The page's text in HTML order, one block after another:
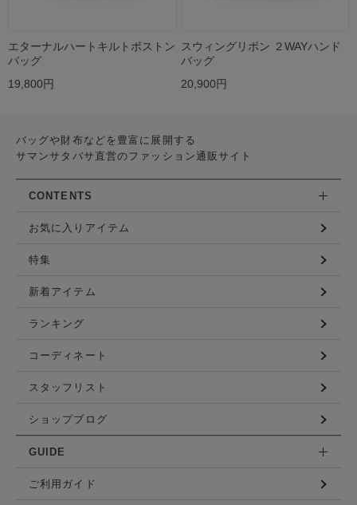
エターナルハートキルトボストン
バッグ
19,800円
スウィングリボン ２WAYハンド
バッグ
20,900円
バッグや財布などを豊富に展開する
サマンサタバサ直営のファッション通販サイト
CONTENTS
お気に入りアイテム
特集
新着アイテム
ランキング
コーディネート
スタッフリスト
ショップブログ
GUIDE
ご利用ガイド